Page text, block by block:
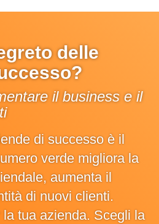
delle
il business e il
di successo è il
verde migliora la
aumenta il
di nuovi clienti.
tua azienda. Scegli la